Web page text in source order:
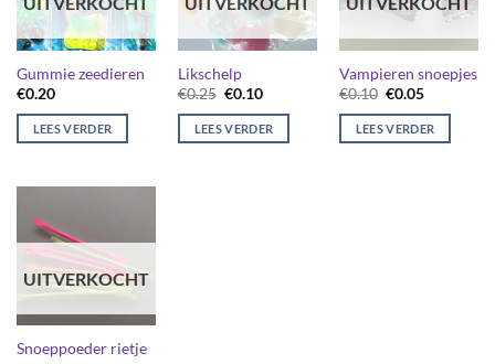
Gummie zeedieren
€0.20
LEES VERDER
Likschelp
€0.25 Oorspronkelijke
was:
€0.25.
€0.10Huidige
is:
€0.10.
LEES VERDER
Vampieren snoepjes
€0.10 Oorspronkelijke
was:
€0.10.
€0.05Huidige
is:
€0.05.
LEES VERDER
UITVERKOCHT
Snoeppoeder rietje